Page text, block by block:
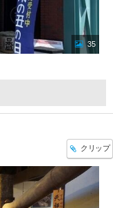
35
クリップ